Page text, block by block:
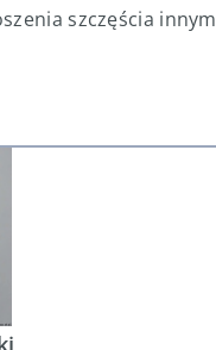
szczęścia innym